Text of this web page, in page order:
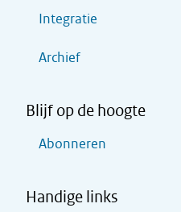
Integratie
Archief
Blijf op de hoogte
Abonneren
Handige links